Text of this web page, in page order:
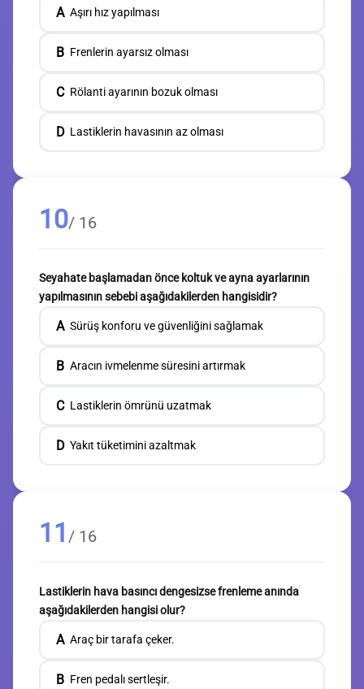
A Aşırı hız yapılması
B Frenlerin ayarsız olması
C Rölanti ayarının bozuk olması
D Lastiklerin havasının az olması
10/ 16
Seyahate başlamadan önce koltuk ve ayna ayarlarının
yapılmasının sebebi aşağıdakilerden hangisidir?
A Sürüş konforu ve güvenliğini sağlamak
B Aracın ivmelenme süresini artırmak
C Lastiklerin ömrünü uzatmak
D Yakıt tüketimini azaltmak
11 / 16
Lastiklerin hava basıncı dengesizse frenleme anında
aşağıdakilerden hangisi olur?
A Araç bir tarafa çeker.
B Fren pedalı sertleşir.